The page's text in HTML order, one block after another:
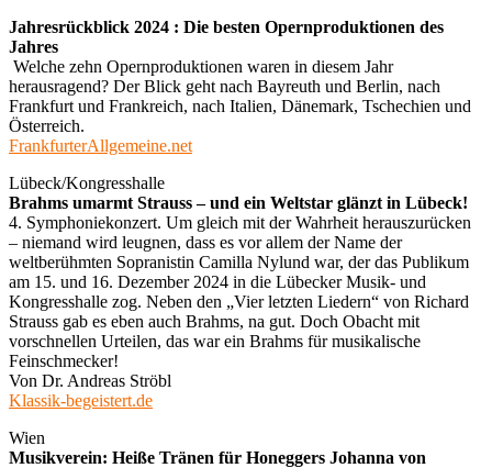
Jahresrückblick 2024 : Die besten Opernproduktionen des
Jahres
Welche zehn Opernproduktionen waren in diesem Jahr
herausragend? Der Blick geht nach Bayreuth und Berlin, nach
Frankfurt und Frankreich, nach Italien, Dänemark, Tschechien und
Österreich.
FrankfurterAllgemeine.net
Lübeck/Kongresshalle
Brahms umarmt Strauss – und ein Weltstar glänzt in Lübeck!
4. Symphoniekonzert. Um gleich mit der Wahrheit herauszurücken
– niemand wird leugnen, dass es vor allem der Name der
weltberühmten Sopranistin Camilla Nylund war, der das Publikum
am 15. und 16. Dezember 2024 in die Lübecker Musik- und
Kongresshalle zog. Neben den „Vier letzten Liedern“ von Richard
Strauss gab es eben auch Brahms, na gut. Doch Obacht mit
vorschnellen Urteilen, das war ein Brahms für musikalische
Feinschmecker!
Von Dr. Andreas Ströbl
Klassik-begeistert.de
Wien
Musikverein: Heiße Tränen für Honeggers Johanna von